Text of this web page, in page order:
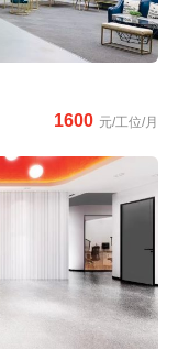
1600 元/工位/月